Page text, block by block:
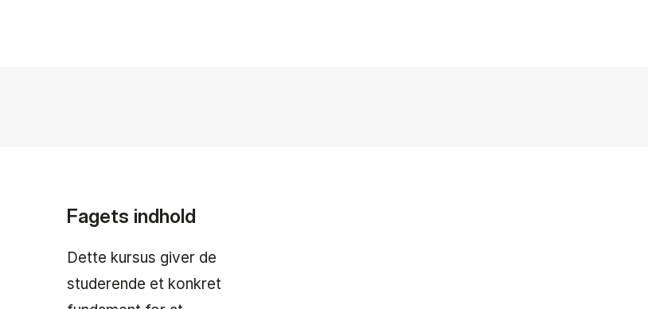
Fagets indhold
Dette kursus giver de
studerende et konkret